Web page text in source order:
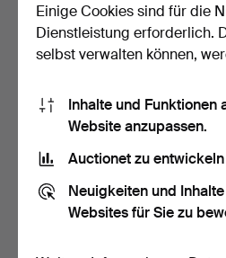
HOCKER, lackiertes
Metall/Kunstleder, Paul…
7 Tage
Suche speichern
Archiv
suchen.
Einige Cookies sind für die
Dienstleistung erforderlich.
selbst verwalten können,
Inhalte und Funktionen
Website anzupassen.
Auctionet zu
Neuigkeiten und
Websites für Sie zu